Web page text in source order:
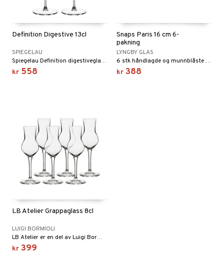
Definition Digestive 13cl
SPIEGELAU
Spiegelau Definition digestiveglass – nytelse i hver avsluttende slurk Dette digestiveglasset fra Spiegelau Definition-serien er laget for å fremheve det beste i fine brenneviner som likører, cognac og andre avec. Den elegant buede formen gjør det enkelt å snurre drikken og dermed frigjøre aromaer og smaksstoffer.
kr 558
Snaps Paris 16 cm 6-
pakning
LYNGBY GLAS
6 stk håndlagde og munnblåste snapsglass med stett som er vridd for hånd og som bidrar til god stemning rundt bordet.
kr 388
LB Atelier Grappaglass 8cl
LUIGI BORMIOLI
LB Atelier er en del av Luigi Bormiolis Accademia-kolleksjon som er utviklet for vinelskere – både amatører og profesjonelle – som ønsker å få det absolutt beste ut av hver vin.
kr 399